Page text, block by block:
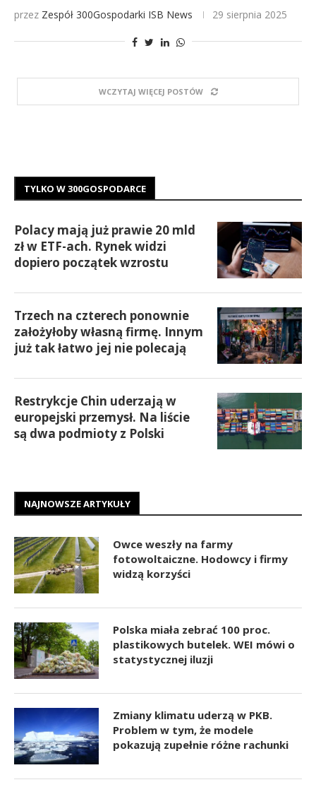
przez Zespół 300Gospodarki ISB News 29 sierpnia 2025
WCZYTAJ WIĘCEJ POSTÓW
TYLKO W 300GOSPODARCE
Polacy mają już prawie 20 mld
zł w ETF-ach. Rynek widzi
dopiero początek wzrostu
Trzech na czterech ponownie
założyłoby własną firmę. Innym
już tak łatwo jej nie polecają
Restrykcje Chin uderzają w
europejski przemysł. Na liście
są dwa podmioty z Polski
NAJNOWSZE ARTYKUŁY
Owce weszły na farmy
fotowoltaiczne. Hodowcy i firmy
widzą korzyści
Polska miała zebrać 100 proc.
plastikowych butelek. WEI mówi o
statystycznej iluzji
Zmiany klimatu uderzą w PKB.
Problem w tym, że modele
pokazują zupełnie różne rachunki